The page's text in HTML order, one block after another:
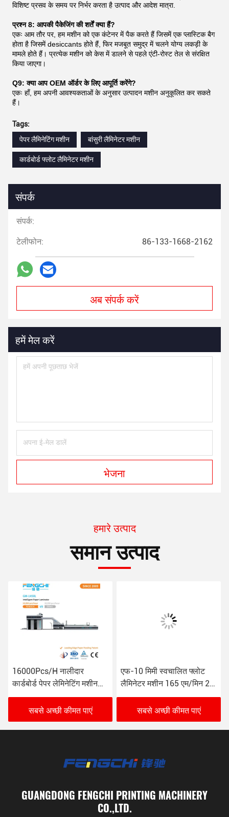
विशिष्ट प्रसव के समय पर निर्भर करता है उत्पाद और आदेश मात्रा.
प्रश्न 8: आपकी पैकेजिंग की शर्तें क्या हैं?
एकः आम तौर पर, हम मशीन को एक कंटेनर में पैक करते हैं जिसमें एक प्लास्टिक बैग
होता है जिसमें desiccants होते हैं, फिर मजबूत समुद्र में चलने योग्य लकड़ी के
मामले होते हैं। प्रत्येक मशीन को केस में डालने से पहले एंटी-रोस्ट तेल से संरक्षित
किया जाएगा।
Q9: क्या आप OEM ऑर्डर के लिए आपूर्ति करेंगे?
एकः हाँ, हम अपनी आवश्यकताओं के अनुसार उत्पादन मशीन अनुकूलित कर सकते
हैं।
Tags:
पेपर लैमिनेटिंग मशीन
बांसुरी लैमिनेटर मशीन
कार्डबोर्ड फ्लोट लैमिनेटर मशीन
संपर्क
संपर्क:
टेलीफोन: 86-133-1668-2162
अब संपर्क करें
हमें मेल करें
भेजना
हमारे उत्पाद
समान उत्पाद
16000Pcs/H नालीदार
कार्डबोर्ड पेपर लेमिनेटिंग मशीन
GW-1450L विरोधी जंग
सबसे अच्छी कीमत पाएं
एफ-10 मिमी स्वचालित फ्लोट
लैमिनेटर मशीन 165 एम/मिन 26
केडब्ल्यू
सबसे अच्छी कीमत पाएं
GUANGDONG FENGCHI PRINTING MACHINERY
CO.,LTD.